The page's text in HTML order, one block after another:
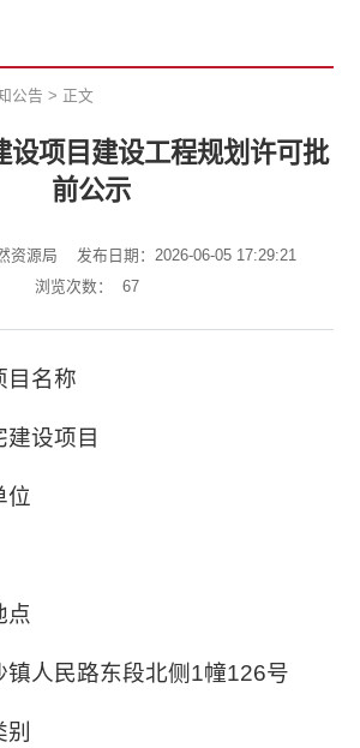
公告 > 正文
设项目建设工程规划许可批
前公示
资源局
发布日期：2026-06-05 17:29:21
浏览次数：
67
目名称
建设项目
位
点
镇人民路东段北侧1幢126号